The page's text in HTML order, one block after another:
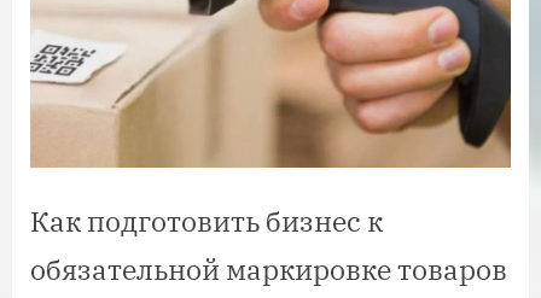
Как подготовить бизнес к
обязательной маркировке товаров